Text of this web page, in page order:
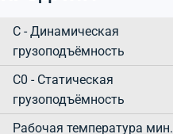
C - Динамическая
грузоподъёмность
C0 - Статическая
грузоподъёмность
Рабочая температура мин.